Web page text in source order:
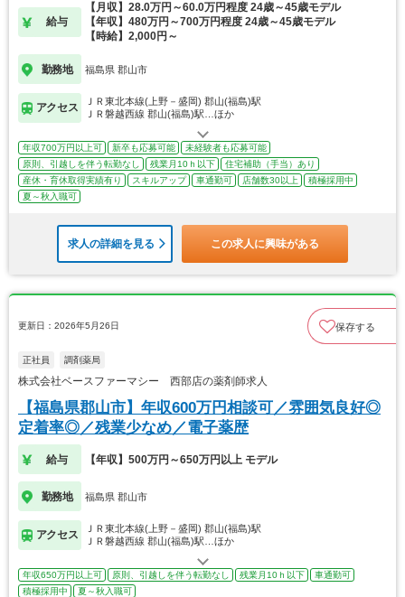
給与
【月収】28.0万円～60.0万円程度 24歳～45歳モデル
【年収】480万円～700万円程度 24歳～45歳モデル
【時給】2,000円～
勤務地 福島県 郡山市
アクセス
ＪＲ東北本線(上野－盛岡) 郡山(福島)駅
ＪＲ磐越西線 郡山(福島)駅…ほか
年収700万円以上可 新卒も応募可能
未経験者も応募可能
原則、引越しを伴う転勤なし
残業月10ｈ以下
住宅補助（手当）あり
産休・育休取得実績有り
スキルアップ 車通勤可 店舗数30以上
積極採用中
夏～秋入職可
求人の詳細を見る この求人に興味がある
更新日：2026年5月26日 保存する
正社員 調剤薬局
株式会社ベースファーマシー 西部店の薬剤師求人
【福島県郡山市】年収600万円相談可／雰囲気良好◎
定着率◎／残業少なめ／電子薬歴
給与 【年収】500万円～650万円以上 モデル
勤務地 福島県 郡山市
アクセス
ＪＲ東北本線(上野－盛岡) 郡山(福島)駅
ＪＲ磐越西線 郡山(福島)駅…ほか
年収650万円以上可 原則、引越しを伴う転勤なし 残業月10ｈ以下
車通勤可
積極採用中
夏～秋入職可